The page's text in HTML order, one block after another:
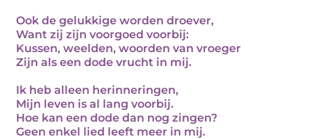
Ook de gelukkige worden droever,
Want zij zijn voorgoed voorbij:
Kussen, weelden, woorden van vroeger
Zijn als een dode vrucht in mij.
Ik heb alleen herinneringen,
Mijn leven is al lang voorbij.
Hoe kan een dode dan nog zingen?
Geen enkel lied leeft meer in mij.